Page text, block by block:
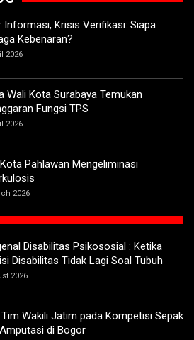
Informasi, Krisis Verifikasi: Siapa
Kebenaran?
2026
Wali Kota Surabaya Temukan
Fungsi TPS
2026
Pahlawan Mengeliminasi
2026
Disabilitas Psikososial : Ketika
Disabilitas Tidak Lagi Soal Tubuh
2026
Tim Wakili Jatim pada Kompetisi Sepak
di Bogor